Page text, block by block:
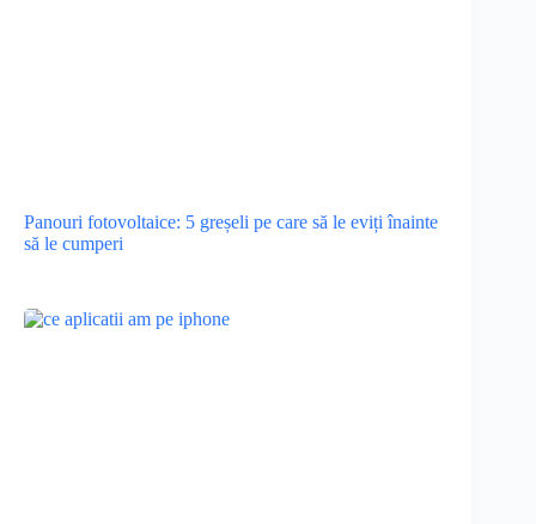
Panouri fotovoltaice: 5 greșeli pe care să le eviți înainte
să le cumperi